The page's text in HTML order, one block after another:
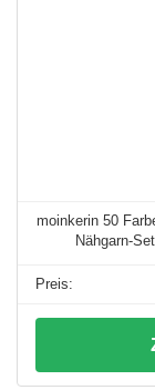
moinkerin 50
Nähgarn-